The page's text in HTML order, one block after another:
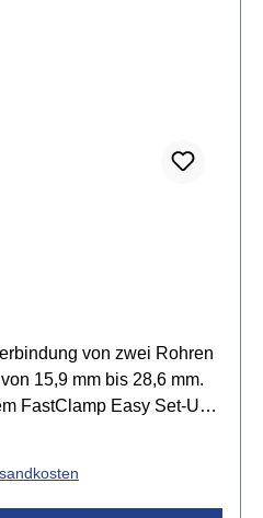
von zwei Rohren
15,9 mm bis 28,6 mm.
FastClamp Easy Set-Up
NickelGewicht: 0,5
- 28,6 mmFastClamp